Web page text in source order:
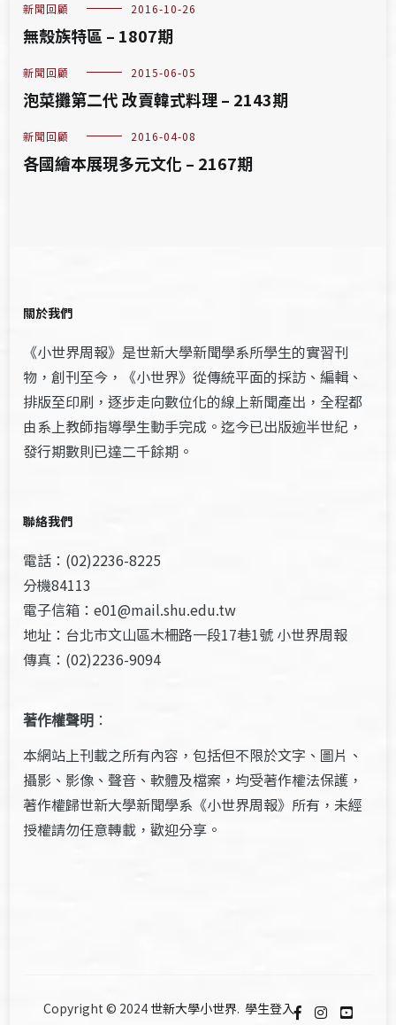
新聞回顧 2016-10-26
無殼族特區 – 1807期
新聞回顧 2015-06-05
泡菜攤第二代 改賣韓式料理 – 2143期
新聞回顧 2016-04-08
各國繪本展現多元文化 – 2167期
關於我們
《小世界周報》是世新大學新聞學系所學生的實習刊
物，創刊至今，《小世界》從傳統平面的採訪、編輯、
排版至印刷，逐步走向數位化的線上新聞產出，全程都
由系上教師指導學生動手完成。迄今已出版逾半世紀，
發行期數則已達二千餘期。
聯絡我們
電話：(02)2236-8225
分機84113
電子信箱：e01@mail.shu.edu.tw
地址：台北市文山區木柵路一段17巷1號 小世界周報
傳真：(02)2236-9094
著作權聲明 ：
本網站上刊載之所有內容，包括但不限於文字、圖片、
攝影、影像、聲音、軟體及檔案，均受著作權法保護，
著作權歸世新大學新聞學系《小世界周報》所有，未經
授權請勿任意轉載，歡迎分享。
Copyright © 2024 世新大學小世界. 學生登入